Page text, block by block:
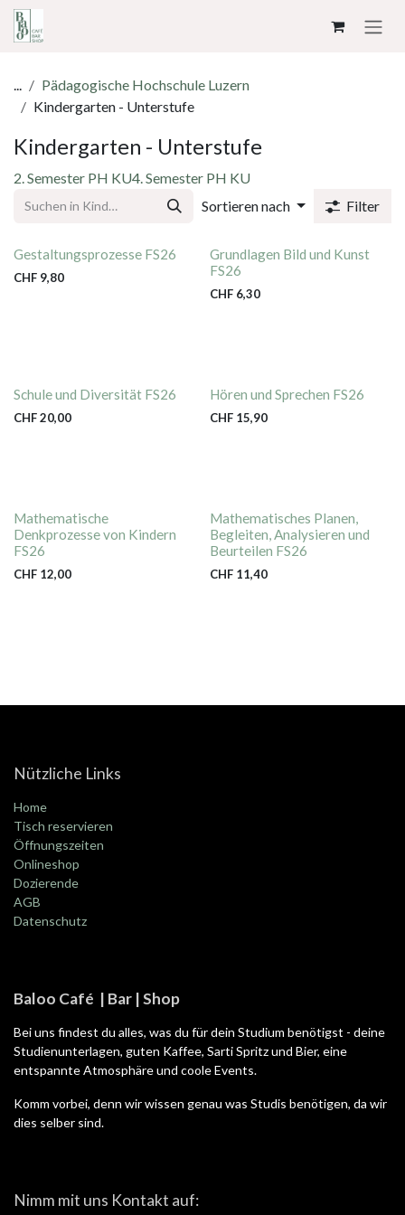
...
Pädagogische Hochschule Luzern
Kindergarten - Unterstufe
Kindergarten - Unterstufe
2. Semester PH KU4. Semester PH KU
Sortieren nach
Filter
Gestaltungsprozesse FS26
CHF 9,80
Grundlagen Bild und Kunst
FS26
CHF 6,30
Schule und Diversität FS26
CHF20,00
Hören und Sprechen FS26
CHF 15,90
Mathematische
Denkprozesse von Kindern
FS26
CHF 12,00
Mathematisches Planen,
Begleiten, Analysieren und
Beurteilen FS26
CHF 11,40
Nützliche Links
Home
Tisch reservieren
Öffnungszeiten
Onlineshop
Dozierende
AGB
Datenschutz
Baloo Café | Bar | Shop
Bei uns findest du alles, was du für dein Studium benötigst - deine
Studienunterlagen, guten Kaffee, Sarti Spritz und Bier, eine
entspannte Atmosphäre und coole Events.
Komm vorbei, denn wir wissen genau was Studis benötigen, da wir
dies selber sind.
Nimm mit uns Kontakt auf: